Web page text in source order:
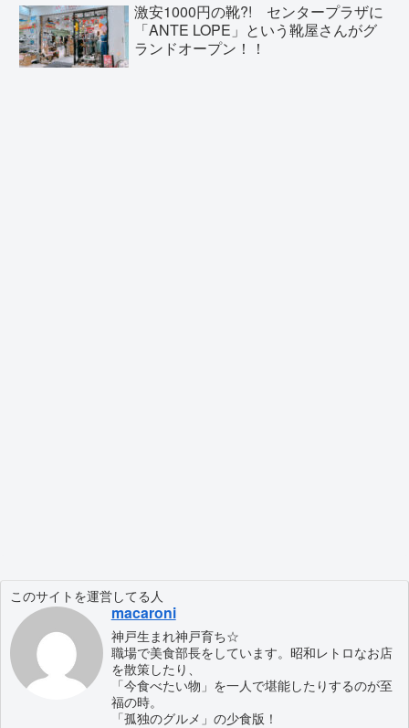
激安1000円の靴?! センタープラザに
「ANTE LOPE」という靴屋さんがグ
ランドオープン！！
このサイトを運営してる人
macaroni
神戸生まれ神戸育ち☆
職場で美食部長をしています。昭和レトロなお店
を散策したり、
「今食べたい物」を一人で堪能したりするのが至
福の時。
「孤独のグルメ」の少食版！